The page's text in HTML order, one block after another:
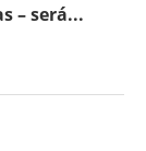
– será...